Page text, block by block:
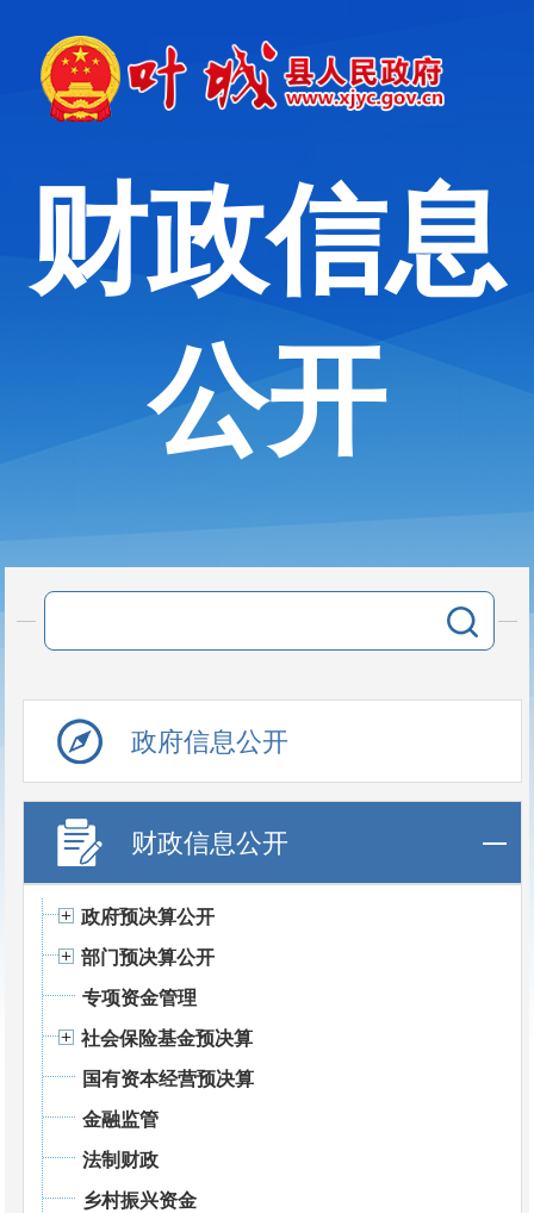
财政信息
公开
政府信息公开
财政信息公开
政府预决算公开
部门预决算公开
专项资金管理
社会保险基金预决算
国有资本经营预决算
金融监管
法制财政
乡村振兴资金